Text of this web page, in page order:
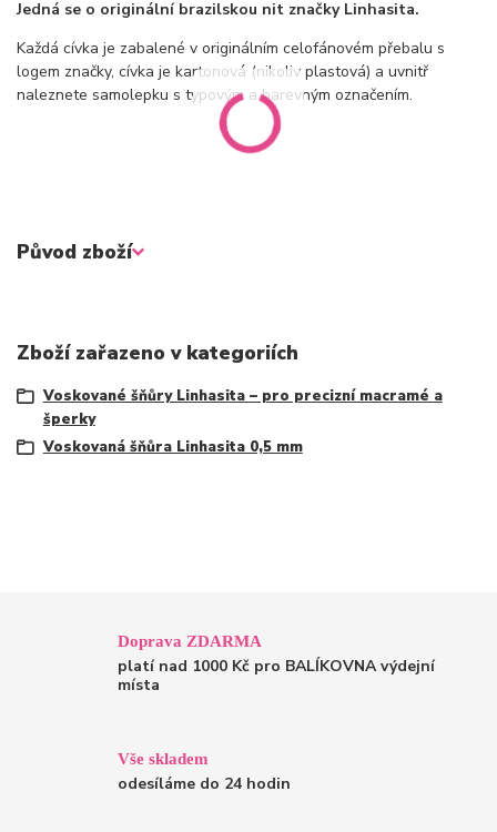
Jedná se o originální brazilskou nit značky Linhasita.
Každá cívka je zabalené v originálním celofánovém přebalu s
logem značky, cívka je kartonová (nikoliv plastová) a uvnitř
naleznete samolepku s typovým a barevným označením.
Původ zboží
Zboží zařazeno v kategoriích
Voskované šňůry Linhasita – pro precizní macramé a
šperky
Voskovaná šňůra Linhasita 0,5 mm
Doprava ZDARMA
platí nad 1000 Kč pro BALÍKOVNA výdejní
místa
Vše skladem
odesíláme do 24 hodin